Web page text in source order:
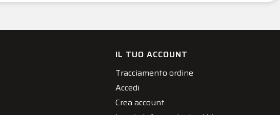
IL TUO ACCOUNT
Tracciamento ordine
Accedi
Crea account